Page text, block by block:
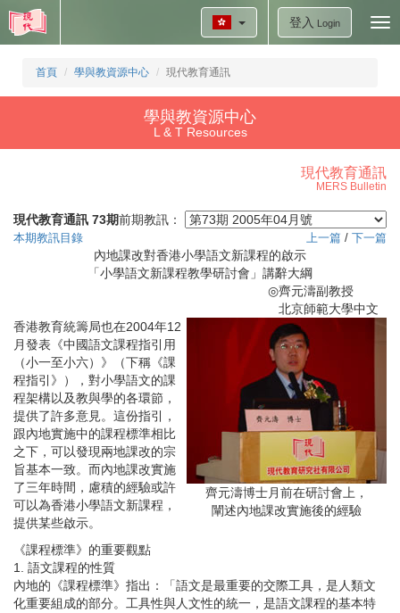
登入 Login
首頁 學與教資源中心 現代教育通訊
學與教資源中心
L & T Resources
現代教育通訊
MERS Bulletin
現代教育通訊 73期前期教訊：
本期教訊目錄 上一篇 / 下一篇
內地課改對香港小學語文新課程的啟示
「小學語文新課程教學研討會」講辭大綱
◎齊元濤副教授
北京師範大學中文
香港教育統籌局也在2004年12
月發表《中國語文課程指引用
（小一至小六）》（下稱《課
程指引》），對小學語文的課
程架構以及教與學的各環節，
提供了許多意見。這份指引，
跟內地實施中的課程標準相比
之下，可以發現兩地課改的宗
旨基本一致。而內地課改實施
了三年時間，慮積的經驗或許
可以為香港小學語文新課程，
提供某些啟示。
齊元濤博士月前在研討會上，
闡述內地課改實施後的經驗
《課程標準》的重要觀點
1. 語文課程的性質
內地的《課程標準》指出：「語文是最重要的交際工具，是人類文
化重要組成的部分。工具性與人文性的統一，是語文課程的基本特